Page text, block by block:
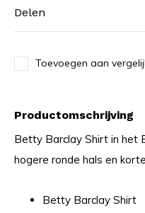
Delen
Toevoegen aan
Productomschrijving
Betty Barclay Shirt in het
hogere ronde hals en
Betty Barclay Shirt